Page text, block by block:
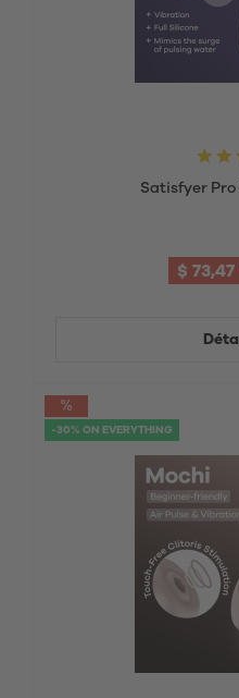
Satisfyer Pro
$ 73,47
-30% ON EVERYTHING